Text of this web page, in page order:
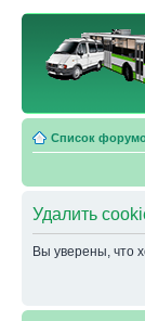
Список
Удалить
Вы уверены, что